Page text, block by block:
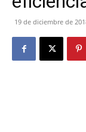
19 de diciembre de